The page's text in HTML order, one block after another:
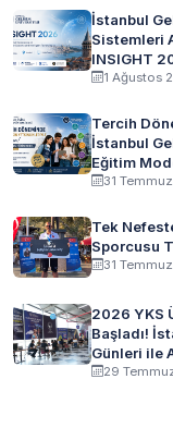
İstanbul
Sistemleri
INSIGHT
1 Ağustos
Tercih
İstanbul
Eğitim
31
Tek
Sporcusu
31
2026 YKS
Başladı!
Günleri ile
29